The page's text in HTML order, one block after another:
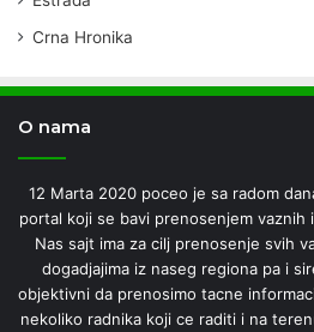
Crna Hronika
O nama
12 Marta 2020 poceo je sa radom
portal koji se bavi prenosenjem vaznih
Nas sajt ima za cilj prenosenje svih
dogadjajima iz naseg regiona pa i
objektivni da prenosimo tacne
nekoliko radnika koji ce raditi i na